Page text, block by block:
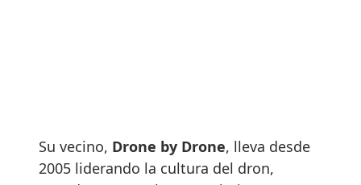
Su vecino, Drone by Drone, lleva desde
2005 liderando la cultura del dron,